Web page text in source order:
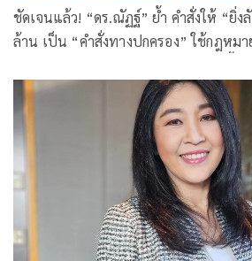
ชัดเจนแล้ว! “ดร.ณัฏฐ์” ย้ำ คำสั่งให้ “ยิ่
ล้าน เป็น “คำสั่งทางปกครอง” ใช้กฎหม
เงื่อนไข ไม่ใช่พยานหลักฐานใหม่ และต้
วินิจฉัย